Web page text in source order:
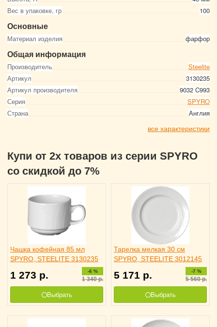
Вес в упаковке, гр
100
Основные
Материал изделия фарфор
Общая информация
Производитель
Steelite
Артикул
3130235
Артикул производителя
9032 C993
Серия
SPYRO
Страна
Англия
все характеристики
Купи от 2х товаров из серии SPYRO
со скидкой до 7%
Чашка кофейная 85 мл
SPYRO, STEELITE 3130235
1 273 р. -6 %
1 340р.
Выбрать
Тарелка мелкая 30 см
SPYRO, STEELITE 3012145
5 171 р. -7 %
5 560р.
Выбрать